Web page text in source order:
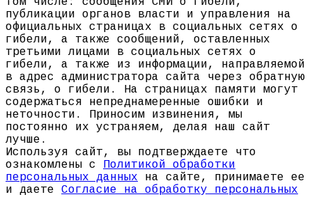
публикации органов власти и управления на
официальных страницах в социальных сетях о
гибели, а также сообщений, оставленных
третьими лицами в социальных сетях о
гибели, а также из информации, направляемой
в адрес администратора сайта через обратную
связь, о гибели. На страницах памяти могут
содержаться непреднамеренные ошибки и
неточности. Приносим извинения, мы
постоянно их устраняем, делая наш сайт
лучше.
Используя сайт, вы подтверждаете что
ознакомлены с Политикой обработки
персональных данных на сайте, принимаете ее
и даете Согласие на обработку персональных